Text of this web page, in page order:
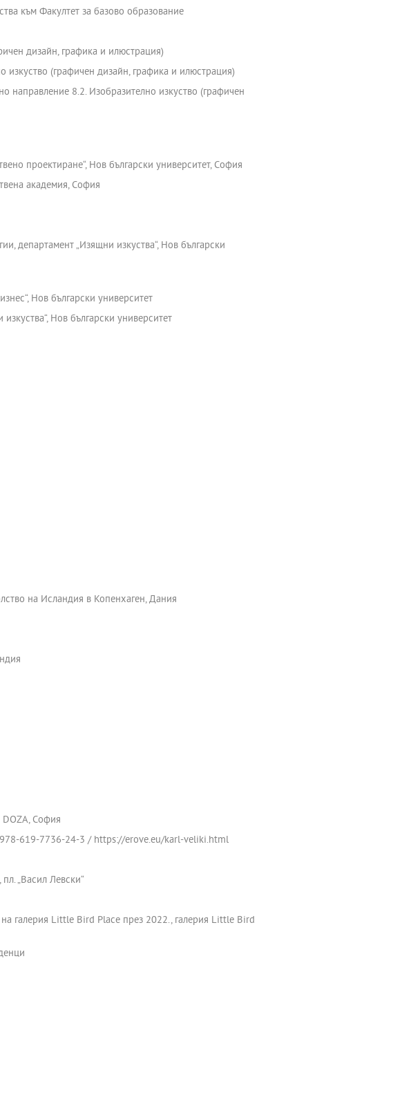
към Факултет за базово образование
дизайн, графика и илюстрация)
изкуство (графичен дизайн, графика и илюстрация)
направление 8.2. Изобразително изкуство (графичен
проектиране“, Нов български университет, София
академия, София
департамент „Изящни изкуства“, Нов български
Нов български университет
Нов български университет
на Исландия в Копенхаген, Дания
София
978-619-7736-24-3 / https://erove.eu/karl-veliki.html
„Васил Левски“
галерия Little Bird Place през 2022., галерия Little Bird